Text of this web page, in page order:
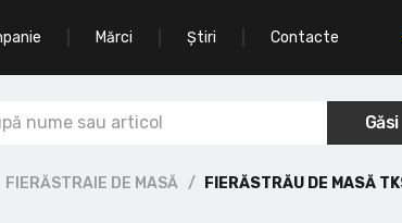
Mărci Știri Contacte
Găsi
FIERĂSTRAIE DE MASĂ FIERĂSTRĂU DE MASĂ